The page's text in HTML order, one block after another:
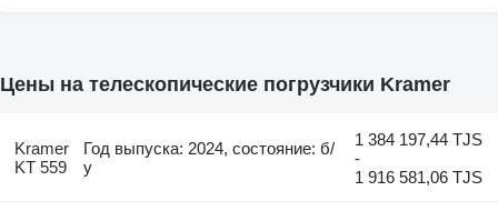
Цены на телескопические погрузчики Kramer
Kramer
KT 559
Год выпуска: 2024, состояние: б/
у
1 384 197,44 TJS
-
1 916 581,06 TJS